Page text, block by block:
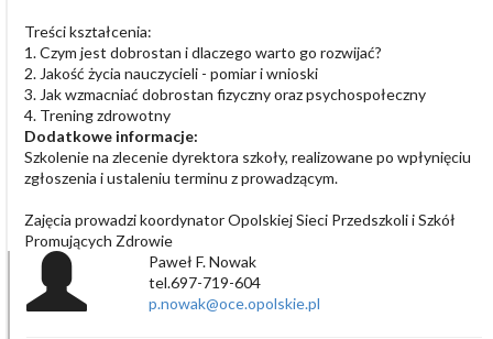
Treści kształcenia:
1. Czym jest dobrostan i dlaczego warto go rozwijać?
2. Jakość życia nauczycieli - pomiar i wnioski
3. Jak wzmacniać dobrostan fizyczny oraz psychospołeczny
4. Trening zdrowotny
Dodatkowe informacje:
Szkolenie na zlecenie dyrektora szkoły, realizowane po wpłynięciu
zgłoszenia i ustaleniu terminu z prowadzącym.
Zajęcia prowadzi koordynator Opolskiej Sieci Przedszkoli i Szkół
Promujących Zdrowie
Paweł F. Nowak
tel.697-719-604
p.nowak@oce.opolskie.pl